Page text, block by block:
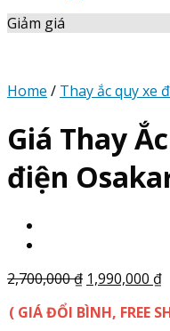
Giảm giá
Home / Thay ắc quy xe
Giá Thay
điện
2,700,000₫ 1,990,000 ₫
( GIÁ ĐỔI BÌNH, FREE